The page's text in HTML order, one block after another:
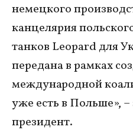
немецкого
канцелярия
танков Leopard для
передана в рамках
международной
уже есть в Польше»,
президент.